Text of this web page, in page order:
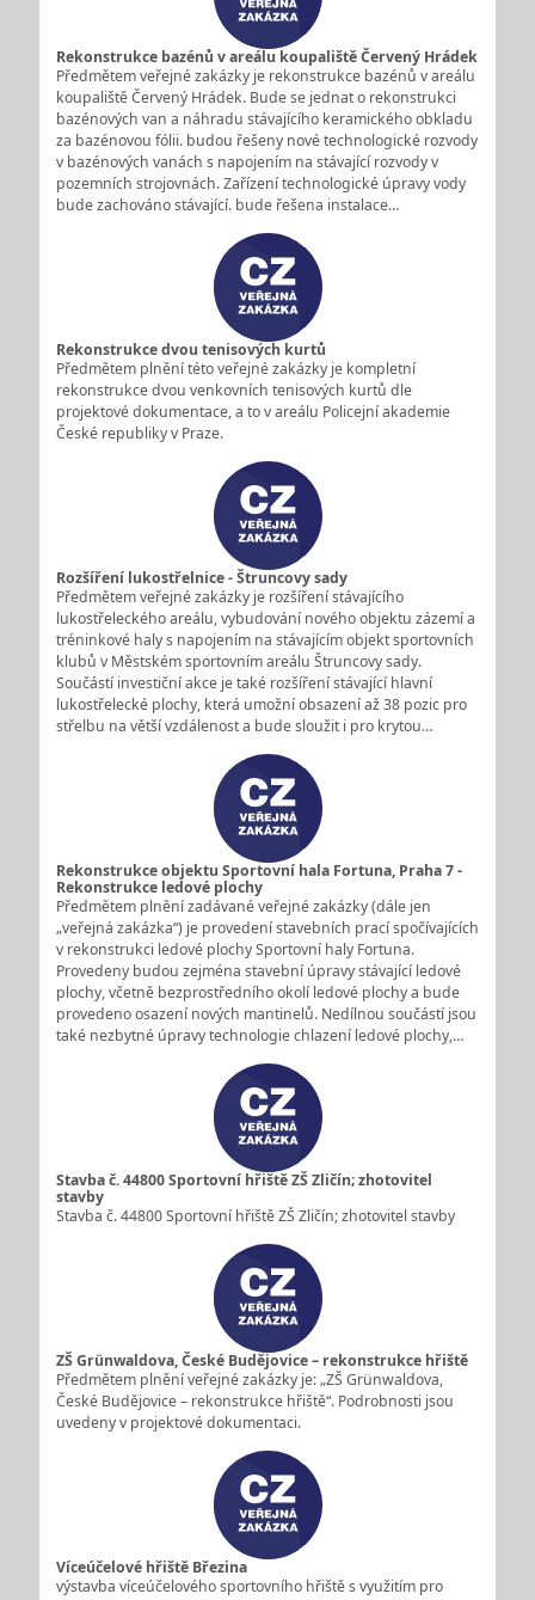
Rekonstrukce bazénů v areálu koupaliště Červený Hrádek
Předmětem veřejné zakázky je rekonstrukce bazénů v areálu
koupaliště Červený Hrádek. Bude se jednat o rekonstrukci
bazénových van a náhradu stávajícího keramického obkladu
za bazénovou fólii. budou řešeny nové technologické rozvody
v bazénových vanách s napojením na stávající rozvody v
pozemních strojovnách. Zařízení technologické úpravy vody
bude zachováno stávající. bude řešena instalace…
Rekonstrukce dvou tenisových kurtů
Předmětem plnění této veřejné zakázky je kompletní
rekonstrukce dvou venkovních tenisových kurtů dle
projektové dokumentace, a to v areálu Policejní akademie
České republiky v Praze.
Rozšíření lukostřelnice - Štruncovy sady
Předmětem veřejné zakázky je rozšíření stávajícího
lukostřeleckého areálu, vybudování nového objektu zázemí a
tréninkové haly s napojením na stávajícím objekt sportovních
klubů v Městském sportovním areálu Štruncovy sady.
Součástí investiční akce je také rozšíření stávající hlavní
lukostřelecké plochy, která umožní obsazení až 38 pozic pro
střelbu na větší vzdálenost a bude sloužit i pro krytou…
Rekonstrukce objektu Sportovní hala Fortuna, Praha 7 -
Rekonstrukce ledové plochy
Předmětem plnění zadávané veřejné zakázky (dále jen
„veřejná zakázka“) je provedení stavebních prací spočívajících
v rekonstrukci ledové plochy Sportovní haly Fortuna.
Provedeny budou zejména stavební úpravy stávající ledové
plochy, včetně bezprostředního okolí ledové plochy a bude
provedeno osazení nových mantinelů. Nedílnou součástí jsou
také nezbytné úpravy technologie chlazení ledové plochy,…
Stavba č. 44800 Sportovní hřiště ZŠ Zličín; zhotovitel
stavby
Stavba č. 44800 Sportovní hřiště ZŠ Zličín; zhotovitel stavby
ZŠ Grünwaldova, České Budějovice – rekonstrukce hřiště
Předmětem plnění veřejné zakázky je: „ZŠ Grünwaldova,
České Budějovice – rekonstrukce hřiště“. Podrobnosti jsou
uvedeny v projektové dokumentaci.
Víceúčelové hřiště Březina
výstavba víceúčelového sportovního hřiště s využitím pro